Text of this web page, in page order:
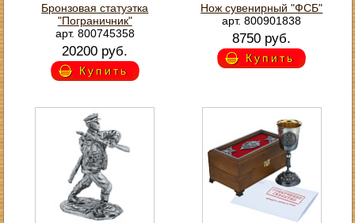
Бронзовая статуэтка
"Пограничник"
арт. 800745358
20200 руб.
Купить
Нож сувенирный "ФСБ"
арт. 800901838
8750 руб.
Купить